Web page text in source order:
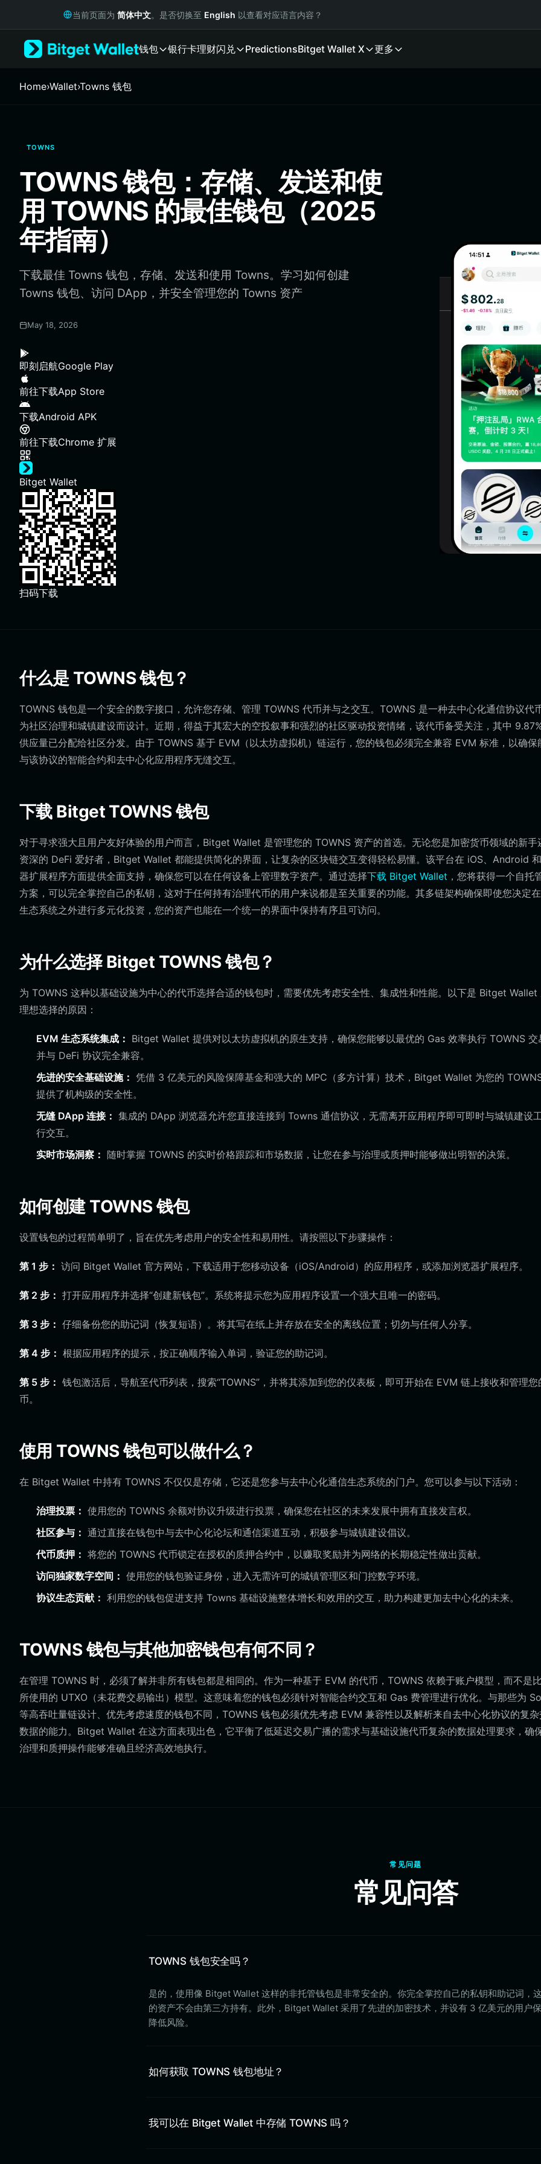
Русский
Italiano
繁體中文
Bahasa Indonesia
ภาษาไทย
Español
Português (Brasil)
Español (Argentina)
当前页面为 简体中文。是否切换至 English 以查看对应语言内容？
钱包 银行卡理财闪兑 PredictionsBitget Wallet X 更多
Home›Wallet›Towns 钱包
TOWNS
TOWNS 钱包：存储、发送和使
用 TOWNS 的最佳钱包（2025
年指南）
下载最佳 Towns 钱包，存储、发送和使用 Towns。学习如何创建
Towns 钱包、访问 DApp，并安全管理您的 Towns 资产
May 18, 2026
即刻启航Google Play
前往下载App Store
下载Android APK
前往下载Chrome 扩展
Bitget Wallet
扫码下载
什么是 TOWNS 钱包？
TOWNS 钱包是一个安全的数字接口，允许您存储、管理 TOWNS 代币并与之交互。TOWNS 是一种去中心化通信协议代
为社区治理和城镇建设而设计。近期，得益于其宏大的空投叙事和强烈的社区驱动投资情绪，该代币备受关注，其中
供应量已分配给社区分发。由于 TOWNS 基于 EVM（以太坊虚拟机）链运行，您的钱包必须完全兼容 EVM 标准，以确保
与该协议的智能合约和去中心化应用程序无缝交互。
下载 Bitget TOWNS 钱包
对于寻求强大且用户友好体验的用户而言，Bitget Wallet 是管理您的 TOWNS 资产的首选。无论您是加密货币领域的新手
资深的 DeFi 爱好者，Bitget Wallet 都能提供简化的界面，让复杂的区块链交互变得轻松易懂。该平台在 iOS、Android
器扩展程序方面提供全面支持，确保您可以在任何设备上管理数字资产。通过选择下载 Bitget Wallet ，您将获得一个自托
方案，可以完全掌控自己的私钥，这对于任何持有治理代币的用户来说都是至关重要的功能。其多链架构确保即使您决定
生态系统之外进行多元化投资，您的资产也能在一个统一的界面中保持有序且可访问。
为什么选择 Bitget TOWNS 钱包？
为 TOWNS 这种以基础设施为中心的代币选择合适的钱包时，需要优先考虑安全性、集成性和性能。以下是 Bitget Wallet
理想选择的原因：
EVM 生态系统集成： Bitget Wallet 提供对以太坊虚拟机的原生支持，确保您能够以最优的 Gas 效率执行 TOWNS 交
并与 DeFi 协议完全兼容。
先进的安全基础设施： 凭借 3 亿美元的风险保障基金和强大的 MPC（多方计算）技术，Bitget Wallet 为您的
提供了机构级的安全性。
无缝 DApp 连接： 集成的 DApp 浏览器允许您直接连接到 Towns 通信协议，无需离开应用程序即可即时与城镇建设
行交互。
实时市场洞察： 随时掌握 TOWNS 的实时价格跟踪和市场数据，让您在参与治理或质押时能够做出明智的决策。
如何创建 TOWNS 钱包
设置钱包的过程简单明了，旨在优先考虑用户的安全性和易用性。请按照以下步骤操作：
第 1 步： 访问 Bitget Wallet 官方网站，下载适用于您移动设备（iOS/Android）的应用程序，或添加浏览器扩展程序。
第 2 步： 打开应用程序并选择“创建新钱包”。系统将提示您为应用程序设置一个强大且唯一的密码。
第 3 步： 仔细备份您的助记词（恢复短语）。将其写在纸上并存放在安全的离线位置；切勿与任何人分享。
第 4 步： 根据应用程序的提示，按正确顺序输入单词，验证您的助记词。
第 5 步： 钱包激活后，导航至代币列表，搜索“TOWNS”，并将其添加到您的仪表板，即可开始在 EVM 链上接收和管理您
币。
使用 TOWNS 钱包可以做什么？
在 Bitget Wallet 中持有 TOWNS 不仅仅是存储，它还是您参与去中心化通信生态系统的门户。您可以参与以下活动：
治理投票： 使用您的 TOWNS 余额对协议升级进行投票，确保您在社区的未来发展中拥有直接发言权。
社区参与： 通过直接在钱包中与去中心化论坛和通信渠道互动，积极参与城镇建设倡议。
代币质押： 将您的 TOWNS 代币锁定在授权的质押合约中，以赚取奖励并为网络的长期稳定性做出贡献。
访问独家数字空间： 使用您的钱包验证身份，进入无需许可的城镇管理区和门控数字环境。
协议生态贡献： 利用您的钱包促进支持 Towns 基础设施整体增长和效用的交互，助力构建更加去中心化的未来。
TOWNS 钱包与其他加密钱包有何不同？
在管理 TOWNS 时，必须了解并非所有钱包都是相同的。作为一种基于 EVM 的代币，TOWNS 依赖于账户模型，而不是
所使用的 UTXO（未花费交易输出）模型。这意味着您的钱包必须针对智能合约交互和 Gas 费管理进行优化。与那些为
等高吞吐量链设计、优先考虑速度的钱包不同，TOWNS 钱包必须优先考虑 EVM 兼容性以及解析来自去中心化协议的复
数据的能力。Bitget Wallet 在这方面表现出色，它平衡了低延迟交易广播的需求与基础设施代币复杂的数据处理要求，确
治理和质押操作能够准确且经济高效地执行。
常见问题
常见问答
TOWNS 钱包安全吗？
是的，使用像 Bitget Wallet 这样的非托管钱包是非常安全的。你完全掌控自己的私钥和助记词，
的资产不会由第三方持有。此外，Bitget Wallet 采用了先进的加密技术，并设有 3 亿美元的用户
降低风险。
如何获取 TOWNS 钱包地址？
我可以在 Bitget Wallet 中存储 TOWNS 吗？